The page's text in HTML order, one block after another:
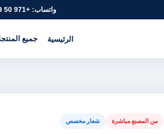
واتساب: +971 50 599 2087
الرئيسية جميع
من المصنع مباشرة شعار مخصص